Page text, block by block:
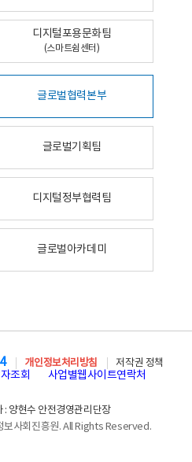
디지털포용문화팀
(스마트쉼센터)
글로벌협력본부
글로벌기획팀
디지털정부협력팀
글로벌아카데미
개인정보처리방침
저작권 정책
조회 사업별웹사이트연락처
: 양현수 안전경영관리단장
사회진흥원. All Rights Reserved.